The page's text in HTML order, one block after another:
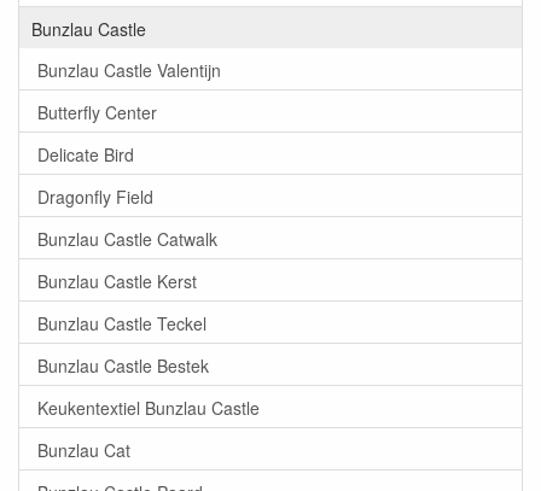
Bunzlau Castle
Bunzlau Castle Valentijn
Butterfly Center
Delicate Bird
Dragonfly Field
Bunzlau Castle Catwalk
Bunzlau Castle Kerst
Bunzlau Castle Teckel
Bunzlau Castle Bestek
Keukentextiel Bunzlau Castle
Bunzlau Cat